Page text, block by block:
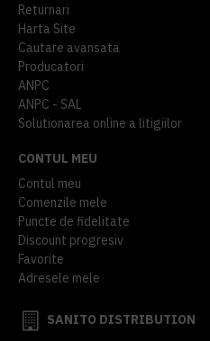
Returnari
Harta Site
Cautare avansata
Producatori
ANPC
ANPC - SAL
Solutionarea online a litigiilor
CONTUL MEU
Contul meu
Comenzile mele
Puncte de fidelitate
Discount progresiv
Favorite
Adresele mele
SANITO DISTRIBUTION